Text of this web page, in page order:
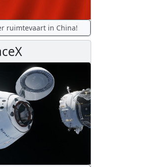
ruimtevaart in China!